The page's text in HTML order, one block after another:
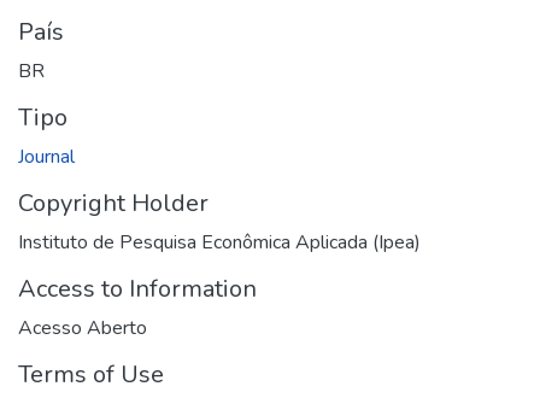
País
BR
Tipo
Journal
Copyright Holder
Instituto de Pesquisa Econômica Aplicada (Ipea)
Access to Information
Acesso Aberto
Terms of Use